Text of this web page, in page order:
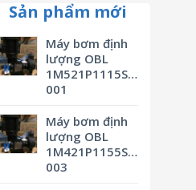
Sản phẩm mới
Máy bơm định
lượng OBL
1M521P1115SVBSMV0M3-
001
Máy bơm định
lượng OBL
1M421P1155SVBSMV0M3-
003